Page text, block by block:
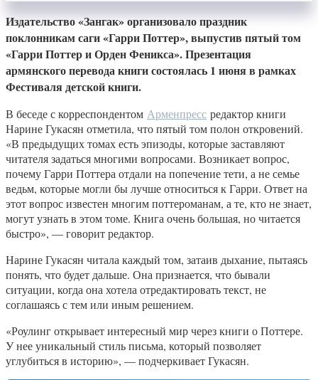
Издательство «Зангак» организовало праздник
поклонникам саги «Гарри Поттер», выпустив пятый том
«Гарри Поттер и Орден Феникса». Презентация
армянского перевода книги состоялась 1 июня в рамках
Фестиваля детской книги.
В беседе с корреспондентом Арменпресс редактор книги
Нарине Гукасян отметила, что пятый том полон откровений.
«В предыдущих томах есть эпизоды, которые заставляют
читателя задаться многими вопросами. Возникает вопрос,
почему Гарри Поттера отдали на попечение тети, а не семье
ведьм, которые могли бы лучше относиться к Гарри. Ответ на
этот вопрос известен многим поттероманам, а те, кто не знает,
могут узнать в этом томе. Книга очень большая, но читается
быстро», — говорит редактор.
Нарине Гукасян читала каждый том, затаив дыхание, пытаясь
понять, что будет дальше. Она признается, что бывали
ситуации, когда она хотела отредактировать текст, не
соглашаясь с тем или иным решением.
«Роулинг открывает интересный мир через книги о Поттере.
У нее уникальный стиль письма, который позволяет
углубиться в историю», — подчеркивает Гукасян.